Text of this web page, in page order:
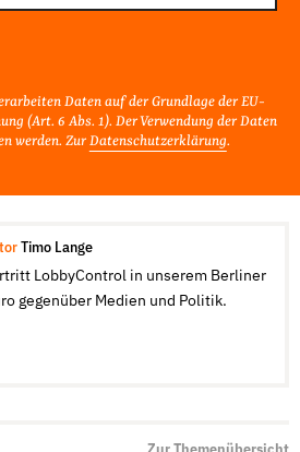
Daten auf der Grundlage der EU-
(Art. 6 Abs. 1). Der Verwendung der Daten
werden. Zur Datenschutzerklärung.
Timo Lange
LobbyControl in unserem Berliner
gegenüber Medien und Politik.